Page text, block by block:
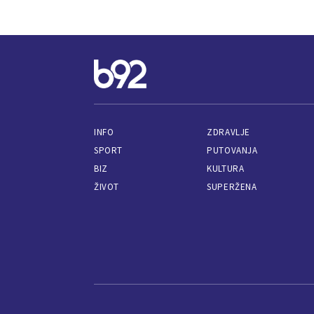
INFO
SPORT
BIZ
ŽIVOT
ZDRAVLJE
PUTOVANJA
KULTURA
SUPERŽENA